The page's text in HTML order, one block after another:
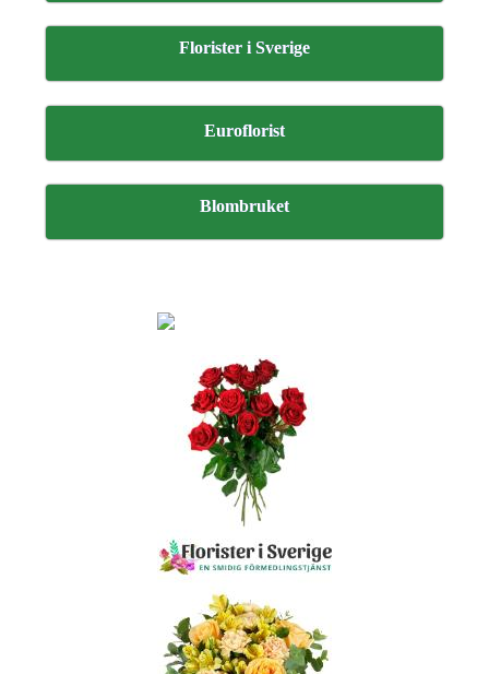
Florister i Sverige
Euroflorist
Blombruket